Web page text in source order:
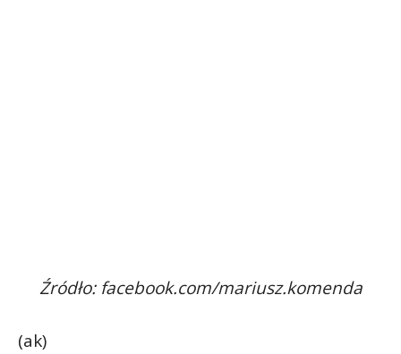
Źródło: facebook.com/mariusz.komenda
(ak)